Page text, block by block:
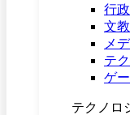
行
文
メ
テ
ゲ
テクノロ